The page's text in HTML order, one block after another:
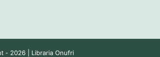
- 2026 | Libraria Onufri